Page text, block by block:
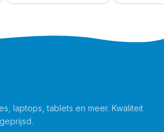
laptops, tablets en meer. Kwaliteit